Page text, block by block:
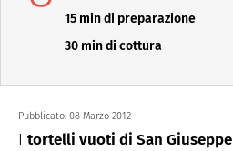
15 min di preparazione
30 min di cottura
Pubblicato: 08 Marzo 2012
I tortelli vuoti di San Giuseppe